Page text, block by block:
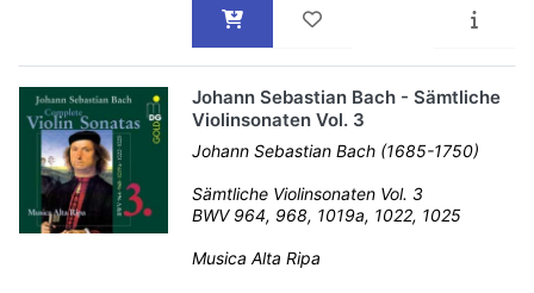
Johann Sebastian Bach - Sämtliche
Violinsonaten Vol. 3
Johann Sebastian Bach (1685-1750)
Sämtliche Violinsonaten Vol. 3
BWV 964, 968, 1019a, 1022, 1025
Musica Alta Ripa